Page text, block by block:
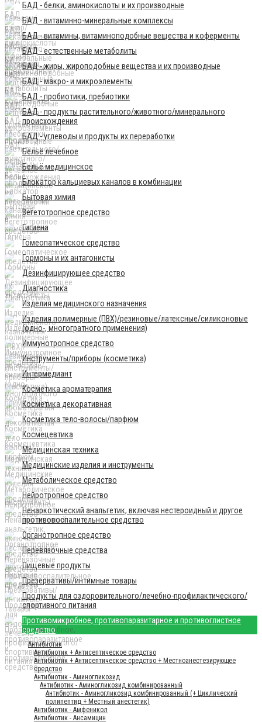
БАД - белки, аминокислоты и их производные
БАД - витаминно-минеральные комплексы
БАД - витамины, витаминоподобные вещества и коферменты
БАД - естественные метаболиты
БАД - жиры, жироподобные вещества и их производные
БАД - макро- и микроэлементы
БАД - пробиотики, пребиотики
БАД - продукты растительного/животного/минерального
происхождения
БАД - углеводы и продукты их переработки
Бельё лечебное
Бельё медицинское
Блокатор кальциевых каналов в комбинации
Бытовая химия
Вегетотропное средство
Гигиена
Гомеопатическое средство
Гормоны и их антагонисты
Дезинфицирующее средство
Диагностика
Изделия медицинского назначения
Изделия полимерные (ПВХ)/резиновые/латексные/силиконовые
(одно-, многогратного применения)
Иммунотропное средство
Инструменты/приборы (косметика)
Интермедиант
Косметика ароматерапия
Косметика декоративная
Косметика тело-волосы/парфюм
Космецевтика
Медицинская техника
Медицинские изделия и инструменты
Метаболическое средство
Нейротропное средство
Ненаркотический анальгетик, включая нестероидный и другое
противовоспалительное средство
Органотропное средство
Перевязочные средства
Пищевые продукты
Презервативы/интимные товары
Продукты для оздоровительного/лечебно-профилактического/
спортивного питания
Противомикробное, противопаразитарное и противоглистное
средство
Антибиотик
Антибиотик + Антисептическое средство
Антибиотик + Антисептическое средство + Местноанестезирующее
средство
Антибиотик - Аминогликозид
Антибиотик - Аминогликозид комбинированный
Антибиотик - Аминогликозид комбинированный (+ Циклический
полипептид + Местный анестетик)
Антибиотик - Амфеникол
Антибиотик - Ансамицин